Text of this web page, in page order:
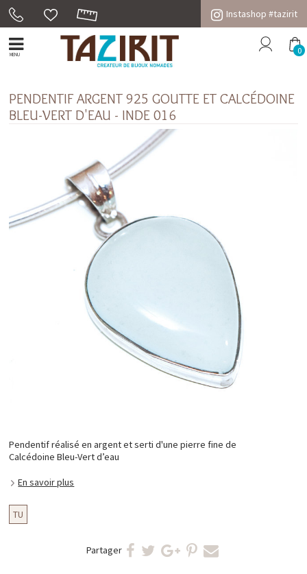
Instashop #tazirit
MENU 0
PENDENTIF ARGENT 925 GOUTTE ET CALCÉDOINE
BLEU-VERT D'EAU - INDE 016
Pendentif réalisé en argent et serti d'une pierre fine de
Calcédoine Bleu-Vert d’eau
En savoir plus
TU
Partager